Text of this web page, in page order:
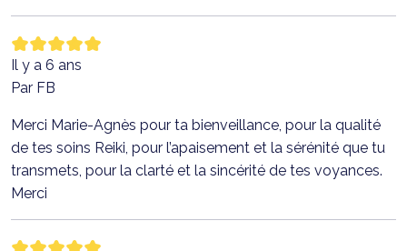
Il y a 6 ans
Par FB
Merci Marie-Agnès pour ta bienveillance, pour la qualité
de tes soins Reiki, pour l’apaisement et la sérénité que tu
transmets, pour la clarté et la sincérité de tes voyances.
Merci